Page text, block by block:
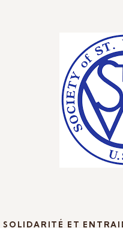
SOLIDARITÉ ET